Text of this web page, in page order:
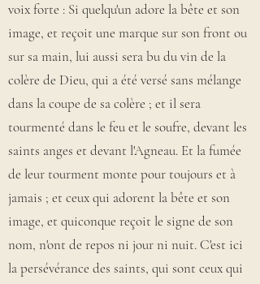
voix forte : Si quelqu'un adore la bête et son
image, et reçoit une marque sur son front ou
sur sa main, lui aussi sera bu du vin de la
colère de Dieu, qui a été versé sans mélange
dans la coupe de sa colère ; et il sera
tourmenté dans le feu et le soufre, devant les
saints anges et devant l'Agneau. Et la fumée
de leur tourment monte pour toujours et à
jamais ; et ceux qui adorent la bête et son
image, et quiconque reçoit le signe de son
nom, n'ont de repos ni jour ni nuit. C'est ici
la persévérance des saints, qui sont ceux qui